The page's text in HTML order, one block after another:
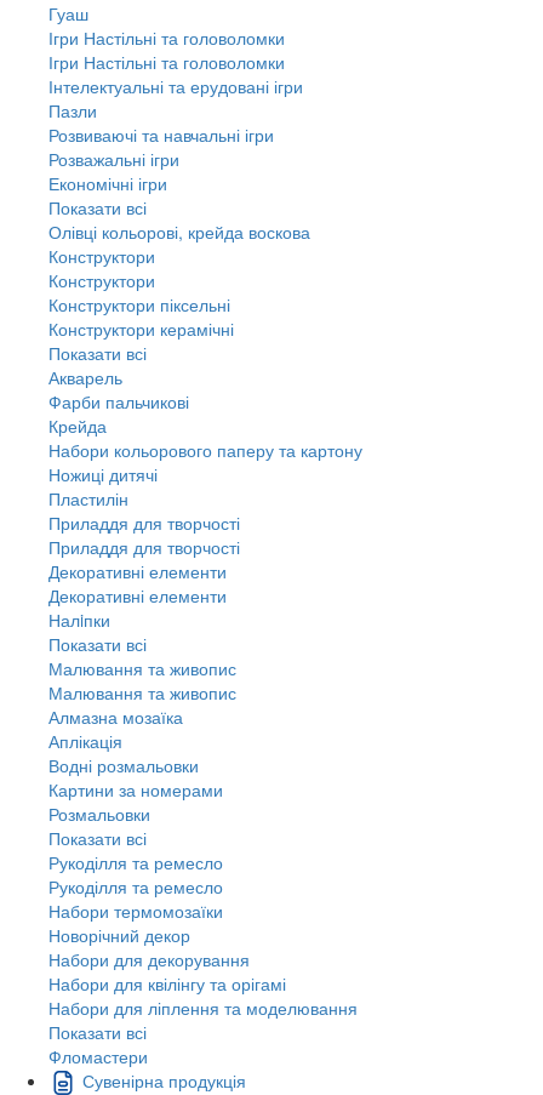
Гуаш
Ігри Настільні та головоломки
Ігри Настільні та головоломки
Інтелектуальні та ерудовані ігри
Пазли
Розвиваючі та навчальні ігри
Розважальні ігри
Економічні ігри
Показати всі
Олівці кольорові, крейда воскова
Конструктори
Конструктори
Конструктори піксельні
Конструктори керамічні
Показати всі
Акварель
Фарби пальчикові
Крейда
Набори кольорового паперу та картону
Ножиці дитячі
Пластилін
Приладдя для творчості
Приладдя для творчості
Декоративні елементи
Декоративні елементи
Налiпки
Показати всі
Малювання та живопис
Малювання та живопис
Алмазна мозаїка
Аплікація
Водні розмальовки
Картини за номерами
Розмальовки
Показати всі
Рукоділля та ремесло
Рукоділля та ремесло
Набори термомозаїки
Новорічний декор
Набори для декорування
Набори для квілінгу та орігамі
Набори для ліплення та моделювання
Показати всі
Фломастери
Сувенірна продукція